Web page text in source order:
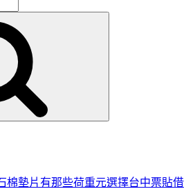
棉墊片有那些荷重元選擇台中票貼借